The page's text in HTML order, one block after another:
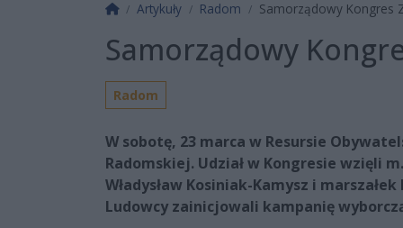
Strona główna
Artykuły Radom Samorządowy Kongres
Samorządowy
Radom
W sobotę, 23 marca w Resursie
Radomskiej. Udział w Kongresie wzięli
Władysław Kosiniak-Kamysz i
Ludowcy zainicjowali kampanię